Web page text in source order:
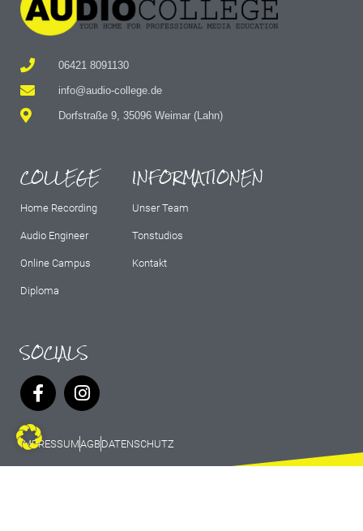
06421 8091130
info@audio-college.de
Dorfstraße 9, 35096 Weimar (Lahn)
COLLEGE
Home Recording
Audio Engineer
Online Campus
Diploma
INFORMATIONEN
Unser Team
Tonstudios
Kontakt
SOCIALS
IMPRESSUMAGBDATENSCHUTZ